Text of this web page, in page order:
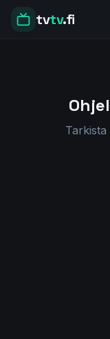
tvtv.fi